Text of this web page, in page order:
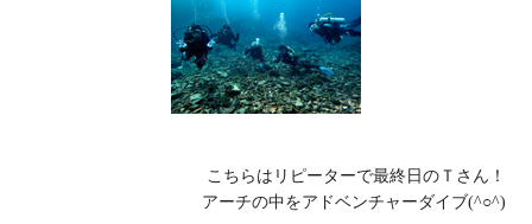
こちらはリピーターで最終日のＴさん！
アーチの中をアドベンチャーダイブ(^○^)